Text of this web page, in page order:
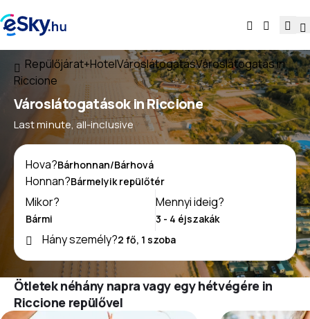
Repülőjárat+HotelVároslátogatásVároslátogatás in
Riccione
Városlátogatások in Riccione
Last minute, all-inclusive
Hova?
Honnan?
Mikor?
Mennyi ideig?
Hány személy?
Ötletek néhány napra vagy egy hétvégére in
Riccione repülővel